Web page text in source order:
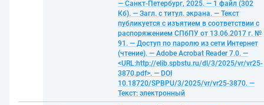
— Санкт-Петербург, 2025. — 1 файл (302
Кб). — Загл. с титул. экрана. — Текст
публикуется с изъятием в соответствии с
распоряжением СПбПУ от 13.06.2017 г. №
91. — Доступ по паролю из сети Интернет
(чтение). — Adobe Acrobat Reader 7.0. —
<URL:http://elib.spbstu.ru/dl/3/2025/vr/vr25-
3870.pdf>. — DOI
10.18720/SPBPU/3/2025/vr/vr25-3870. —
Текст: электронный